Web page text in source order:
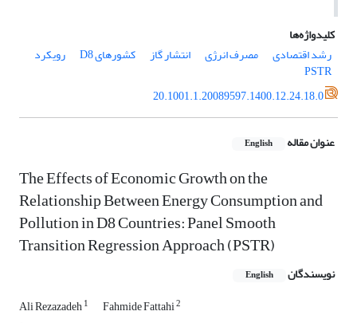
کلیدواژه‌ها
رشد اقتصادی
مصرف انرژی انتشار گاز کشورهای D8 رویکرد
PSTR
20.1001.1.20089597.1400.12.24.18.0
عنوان مقاله English
The Effects of Economic Growth on the
Relationship Between Energy Consumption and
Pollution in D8 Countries: Panel Smooth
Transition Regression Approach (PSTR)
نویسندگان English
Ali Rezazadeh1 Fahmide Fattahi2